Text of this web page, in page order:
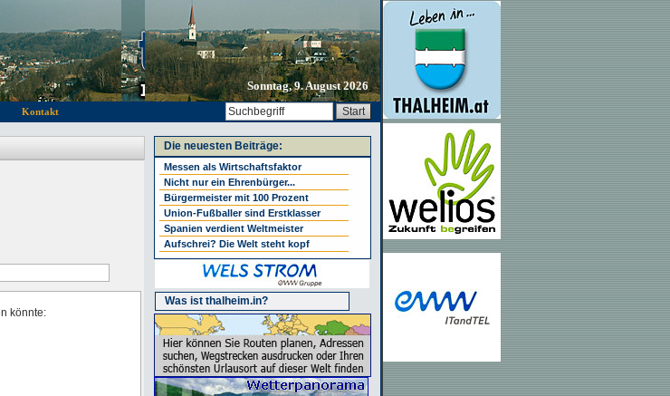
Sonntag, 9. August 2026
Kontakt
Die neuesten Beiträge:
Messen als Wirtschaftsfaktor
Nicht nur ein Ehrenbürger...
Bürgermeister mit 100 Prozent
Union-Fußballer sind Erstklasser
Spanien verdient Weltmeister
Aufschrei? Die Welt steht kopf
Was ist thalheim.in?